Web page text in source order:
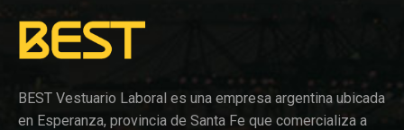
BEST Vestuario Laboral es una empresa argentina ubicada
en Esperanza, provincia de Santa Fe que comercializa a